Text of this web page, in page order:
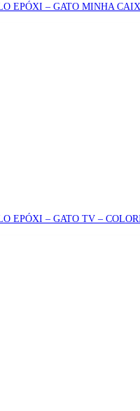
EPÓXI – GATO MINHA
EPÓXI – GATO TV –